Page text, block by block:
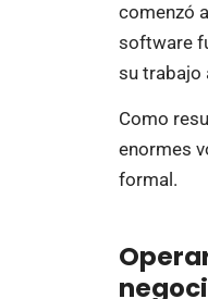
comenzó
software
su trabajo
Como
enormes
formal.